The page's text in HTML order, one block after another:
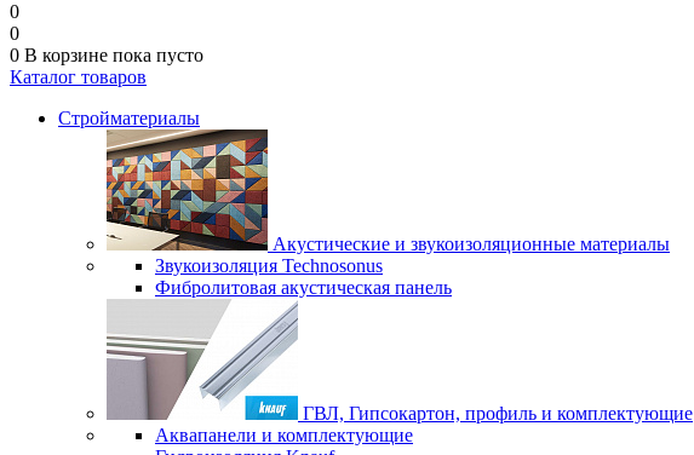
0
0
0 В корзине пока пусто
Каталог товаров
Стройматериалы
Акустические и звукоизоляционные материалы
Звукоизоляция Technosonus
Фибролитовая акустическая панель
ГВЛ, Гипсокартон, профиль и комплектующие
Аквапанели и комплектующие